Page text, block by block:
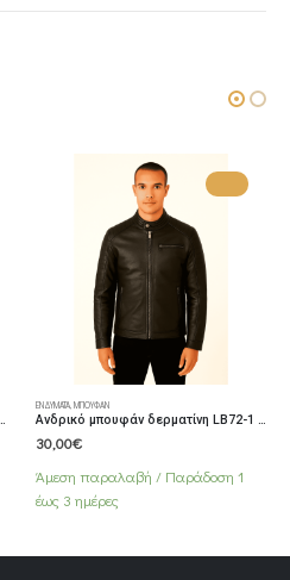
Αυτό το προϊόν έχει πολλαπλές παραλλαγές. Οι επιλογές μπορούν να επιλεγούν στη σελίδα του προϊόντος
ΕΝΔΎΜΑΤΑ,ΜΠΛΟΎΖΕΣ
10,00
Άμεση παραλαβή / Παράδoση 1
έως 3 ημέρες